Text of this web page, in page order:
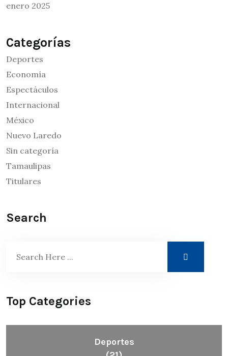
enero 2025
Categorías
Deportes
Economía
Espectáculos
Internacional
México
Nuevo Laredo
Sin categoría
Tamaulipas
Titulares
Search
Top Categories
Deportes